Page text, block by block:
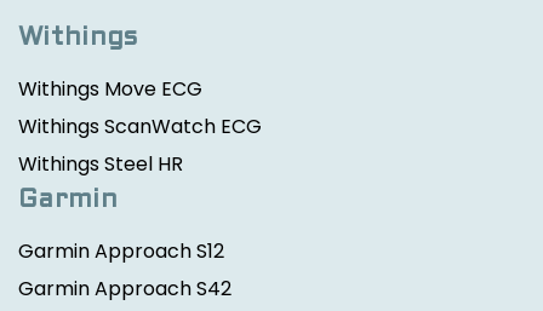
Withings
Withings Move ECG
Withings ScanWatch ECG
Withings Steel HR
Garmin
Garmin Approach S12
Garmin Approach S42